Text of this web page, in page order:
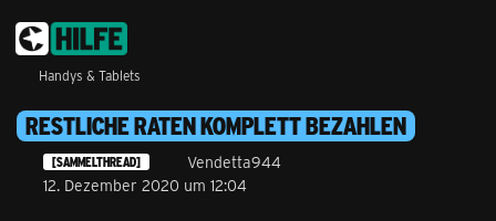
Handys & Tablets
RESTLICHE RATEN KOMPLETT BEZAHLEN
[SAMMELTHREAD]
Vendetta944
12. Dezember 2020 um 12:04